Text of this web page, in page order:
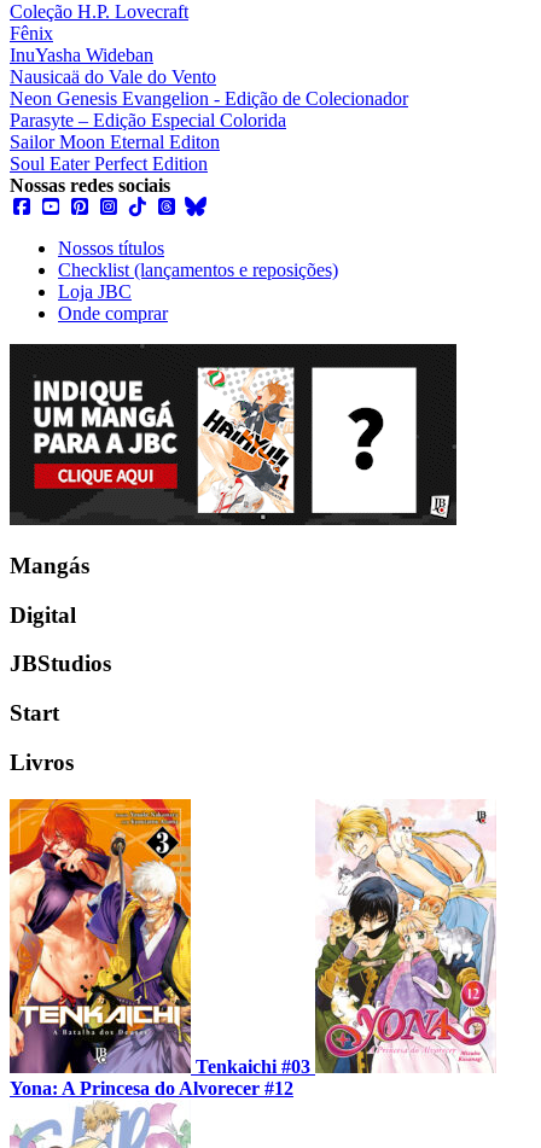
Coleção H.P. Lovecraft
Fênix
InuYasha Wideban
Nausicaä do Vale do Vento
Neon Genesis Evangelion - Edição de Colecionador
Parasyte – Edição Especial Colorida
Sailor Moon Eternal Editon
Soul Eater Perfect Edition
Nossas redes sociais
Nossos títulos
Checklist (lançamentos e reposições)
Loja JBC
Onde comprar
Mangás
Digital
JBStudios
Start
Livros
Tenkaichi #03
Yona: A Princesa do Alvorecer #12